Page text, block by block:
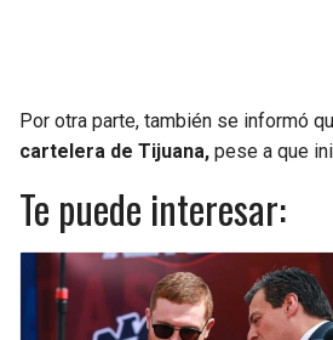
Por otra parte, también se informó
cartelera de Tijuana, pese a que
Te puede interesar: